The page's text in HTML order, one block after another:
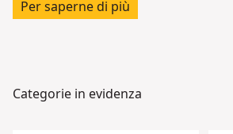
Per saperne di più
Categorie in evidenza